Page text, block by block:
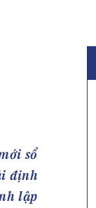
sổ
định
lập